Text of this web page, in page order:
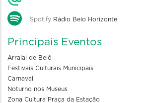
Spotify Rádio Belo Horizonte
Principais Eventos
Arraial de Belô
Festivais Culturais Municipais
Carnaval
Noturno nos Museus
Zona Cultura Praça da Estação